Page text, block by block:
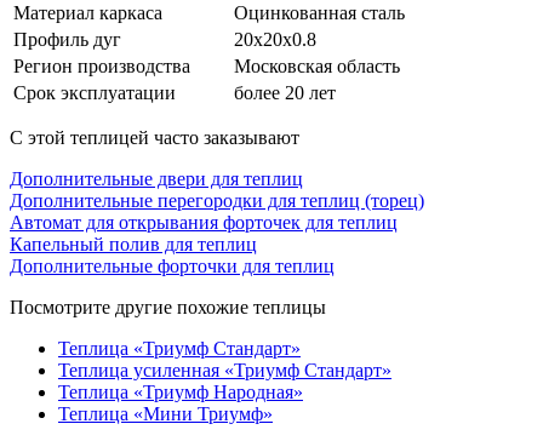
Материал каркаса
Оцинкованная сталь
Профиль дуг
20х20х0.8
Регион производства
Московская область
Срок эксплуатации
более 20 лет
С этой теплицей часто заказывают
Дополнительные двери для теплиц
Дополнительные перегородки для теплиц (торец)
Автомат для открывания форточек для теплиц
Капельный полив для теплиц
Дополнительные форточки для теплиц
Посмотрите другие похожие теплицы
Теплица «Триумф Стандарт»
Теплица усиленная «Триумф Стандарт»
Теплица «Триумф Народная»
Теплица «Мини Триумф»